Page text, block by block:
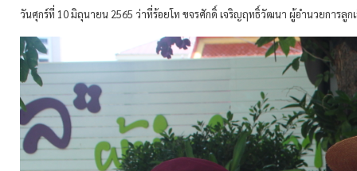
วันศุกร์ที่ 10 มิถุนายน 2565 ว่าที่ร้อยโท ขจรศักดิ์ เจริญฤทธิ์วัฒนา ผู้อำนวยการลูก